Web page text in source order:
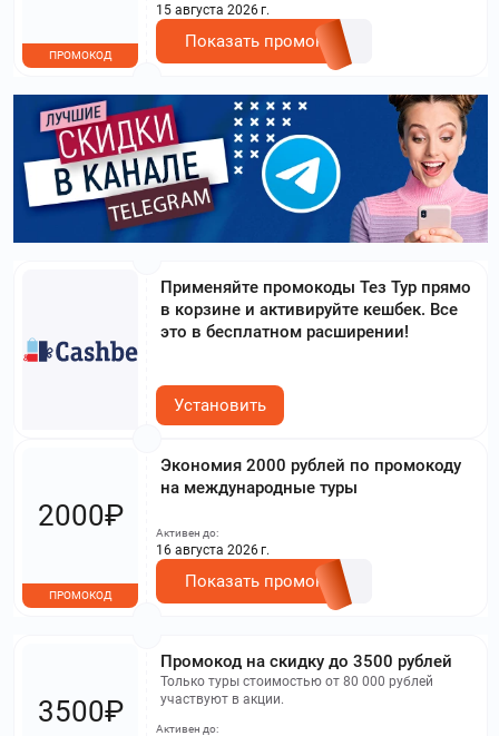
ПРОМОКОД
15 августа 2026 г.
Показать промокод
Применяйте промокоды Тез Тур прямо
в корзине и активируйте кешбек. Все
это в бесплатном расширении!
Установить
Экономия 2000 рублей по промокоду
на международные туры
2000₽
ПРОМОКОД
Активен до:
16 августа 2026 г.
Показать промокод
Промокод на скидку до 3500 рублей
Только туры стоимостью от 80 000 рублей
участвуют в акции.
3500₽
Активен до: